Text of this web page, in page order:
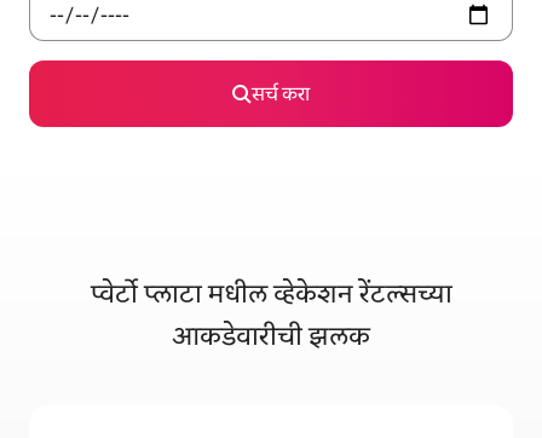
सर्च करा
प्वेर्टो प्लाटा मधील व्हेकेशन रेंटल्सच्या
आकडेवारीची झलक